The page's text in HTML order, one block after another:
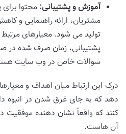
آموزش و پشتیبانی: محتوا
مشتریان، ارائه راهنمایی و
تولید می شود. معیارهای
پشتیبانی، زمان صرف شده در
سوالات خاص در وب سایت
درک این ارتباط میان اهداف و
دهد که به جای غرق شدن در انبوه
کنند که واقعاً نشان دهنده موفقیت
آن هاست.